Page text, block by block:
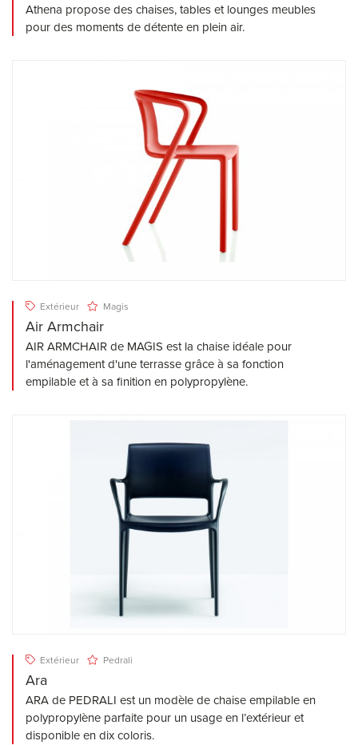
Athena propose des chaises, tables et lounges meubles
pour des moments de détente en plein air.
Extérieur Magis
Air Armchair
AIR ARMCHAIR de MAGIS est la chaise idéale pour
l'aménagement d'une terrasse grâce à sa fonction
empilable et à sa finition en polypropylène.
Extérieur Pedrali
Ara
ARA de PEDRALI est un modèle de chaise empilable en
polypropylène parfaite pour un usage en l’extérieur et
disponible en dix coloris.